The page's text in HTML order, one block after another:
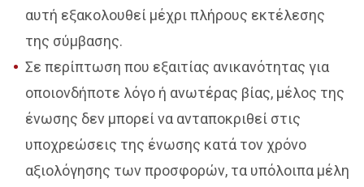
αυτή εξακολουθεί μέχρι πλήρους εκτέλεσης
της σύμβασης.
Σε περίπτωση που εξαιτίας ανικανότητας για
οποιονδήποτε λόγο ή ανωτέρας βίας, μέλος της
ένωσης δεν μπορεί να ανταποκριθεί στις
υποχρεώσεις της ένωσης κατά τον χρόνο
αξιολόγησης των προσφορών, τα υπόλοιπα μέλη